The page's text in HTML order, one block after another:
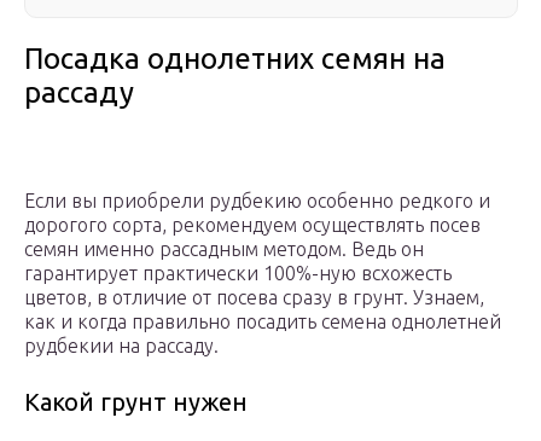
Посадка однолетних семян на
рассаду
Если вы приобрели рудбекию особенно редкого и
дорогого сорта, рекомендуем осуществлять посев
семян именно рассадным методом. Ведь он
гарантирует практически 100%-ную всхожесть
цветов, в отличие от посева сразу в грунт. Узнаем,
как и когда правильно посадить семена однолетней
рудбекии на рассаду.
Какой грунт нужен